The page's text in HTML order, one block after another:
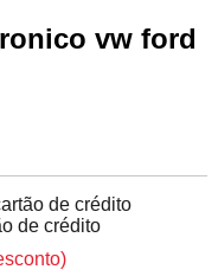
vw ford
de crédito
de crédito